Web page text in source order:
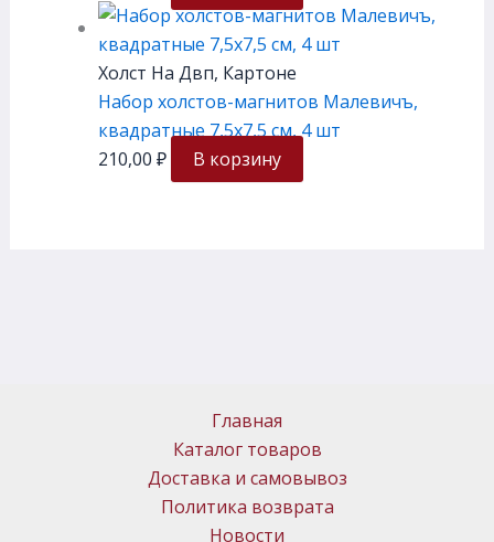
Холст На Двп, Картоне
Набор холстов-магнитов Малевичъ,
квадратные 7,5х7,5 см, 4 шт
210,00 ₽ В корзину
Главная
Каталог товаров
Доставка и самовывоз
Политика возврата
Новости